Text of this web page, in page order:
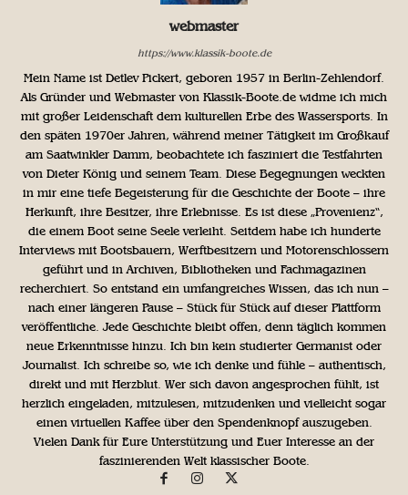
webmaster
https://www.klassik-boote.de
Mein Name ist Detlev Pickert, geboren 1957 in Berlin-Zehlendorf.
Als Gründer und Webmaster von Klassik-Boote.de widme ich mich
mit großer Leidenschaft dem kulturellen Erbe des Wassersports. In
den späten 1970er Jahren, während meiner Tätigkeit im Großkauf
am Saatwinkler Damm, beobachtete ich fasziniert die Testfahrten
von Dieter König und seinem Team. Diese Begegnungen weckten
in mir eine tiefe Begeisterung für die Geschichte der Boote – ihre
Herkunft, ihre Besitzer, ihre Erlebnisse. Es ist diese „Provenienz“,
die einem Boot seine Seele verleiht. Seitdem habe ich hunderte
Interviews mit Bootsbauern, Werftbesitzern und Motorenschlossern
geführt und in Archiven, Bibliotheken und Fachmagazinen
recherchiert. So entstand ein umfangreiches Wissen, das ich nun –
nach einer längeren Pause – Stück für Stück auf dieser Plattform
veröffentliche. Jede Geschichte bleibt offen, denn täglich kommen
neue Erkenntnisse hinzu. Ich bin kein studierter Germanist oder
Journalist. Ich schreibe so, wie ich denke und fühle – authentisch,
direkt und mit Herzblut. Wer sich davon angesprochen fühlt, ist
herzlich eingeladen, mitzulesen, mitzudenken und vielleicht sogar
einen virtuellen Kaffee über den Spendenknopf auszugeben.
Vielen Dank für Eure Unterstützung und Euer Interesse an der
faszinierenden Welt klassischer Boote.